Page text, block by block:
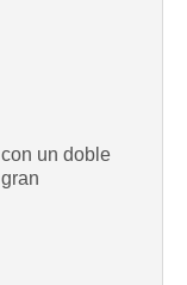
un doble